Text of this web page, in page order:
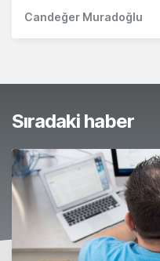
Candeğer Muradoğlu
Sıradaki haber